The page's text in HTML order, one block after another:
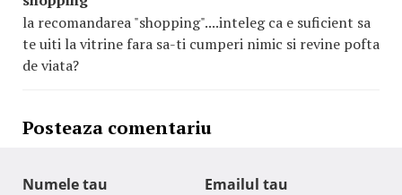
la recomandarea "shopping"....inteleg ca e suficient sa
te uiti la vitrine fara sa-ti cumperi nimic si revine pofta
de viata?
Posteaza comentariu
Numele tau Emailul tau